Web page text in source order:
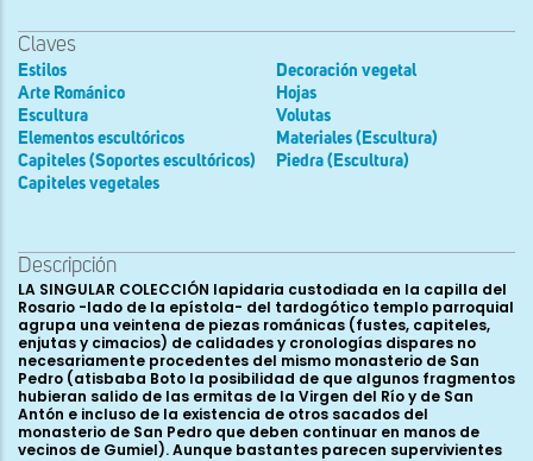
Claves
Estilos
Arte Románico
Escultura
Elementos escultóricos
Capiteles (Soportes escultóricos)
Capiteles vegetales
Decoración vegetal
Hojas
Volutas
Materiales (Escultura)
Piedra (Escultura)
Descripción
LA SINGULAR COLECCIÓN lapidaria custodiada en la capilla del
Rosario -lado de la epístola- del tardogótico templo parroquial
agrupa una veintena de piezas románicas (fustes, capiteles,
enjutas y cimacios) de calidades y cronologías dispares no
necesariamente procedentes del mismo monasterio de San
Pedro (atisbaba Boto la posibilidad de que algunos fragmentos
hubieran salido de las ermitas de la Virgen del Río y de San
Antón e incluso de la existencia de otros sacados del
monasterio de San Pedro que deben continuar en manos de
vecinos de Gumiel). Aunque bastantes parecen supervivientes